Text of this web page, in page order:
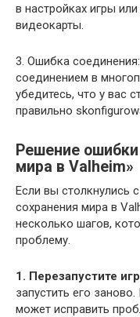
в настройках игры
видеокарты.
3. Ошибка
соединением в
убедитесь, что у вас
правильно
Решение
мира в Valheim»
Если вы
сохранения мира в
несколько шагов,
проблему.
1. Перезапустите
запустить его
может исправить